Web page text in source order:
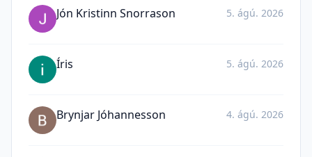
Jón Kristinn Snorrason 5. ágú. 2026
Íris 5. ágú. 2026
Brynjar Jóhannesson 4. ágú. 2026